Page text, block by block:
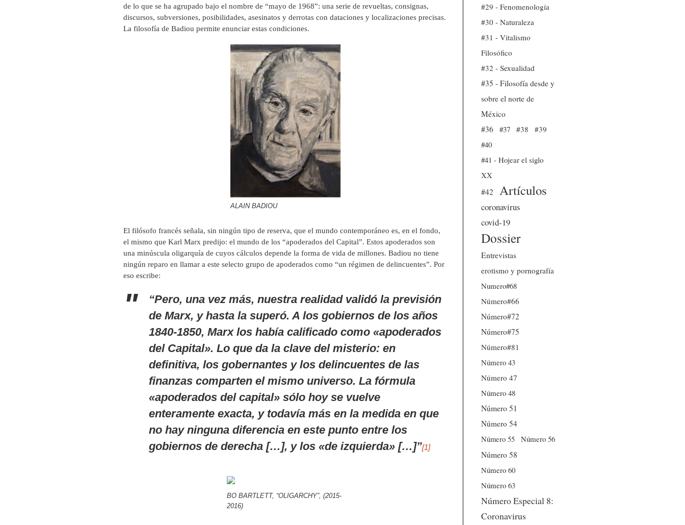
de lo que se ha agrupado bajo el nombre de “mayo de 1968”: una serie de revueltas, consignas,
discursos, subversiones, posibilidades, asesinatos y derrotas con dataciones y localizaciones precisas.
La filosofía de Badiou permite enunciar estas condiciones.
ALAIN BADIOU
El filósofo francés señala, sin ningún tipo de reserva, que el mundo contemporáneo es, en el fondo,
el mismo que Karl Marx predijo: el mundo de los “apoderados del Capital”. Estos apoderados son
una minúscula oligarquía de cuyos cálculos depende la forma de vida de millones. Badiou no tiene
ningún reparo en llamar a este selecto grupo de apoderados como “un régimen de delincuentes”. Por
eso escribe:
“Pero, una vez más, nuestra realidad validó la previsión
de Marx, y hasta la superó. A los gobiernos de los años
1840-1850, Marx los había calificado como «apoderados
del Capital». Lo que da la clave del misterio: en
definitiva, los gobernantes y los delincuentes de las
finanzas comparten el mismo universo. La fórmula
«apoderados del capital» sólo hoy se vuelve
enteramente exacta, y todavía más en la medida en que
no hay ninguna diferencia en este punto entre los
gobiernos de derecha […], y los «de izquierda» […]”[1]
BO BARTLETT, “OLIGARCHY”, (2015-
2016)
#29 - Fenomenología
#30 - Naturaleza
#31 - Vitalismo
Filosófico
#32 - Sexualidad
#35 - Filosofía desde y
sobre el norte de
México
#36
#37 #38
#39
#40
#41 - Hojear el siglo
XX
#42
Artículos
coronavirus
covid-19
Dossier
Entrevistas
erotismo y pornografía
Numero#68
Número#66
Número#72
Número#75
Número#81
Número 43
Número 47
Número 48
Número 51
Número 54
Número 55
Número 56
Número 58
Número 60
Número 63
Número Especial 8:
Coronavirus